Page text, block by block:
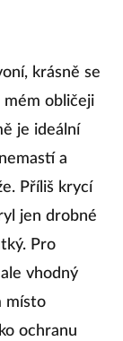
krásně se
mém obličeji
je ideální
a
Příliš krycí
jen drobné
Pro
vhodný
místo
ochranu